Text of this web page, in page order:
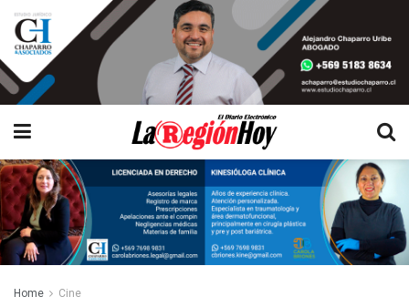
Home Cine